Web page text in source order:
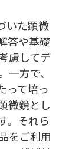
いた顕微
答や基礎
慮してデ
方で、
って培っ
微鏡とし
。それら
をご利用